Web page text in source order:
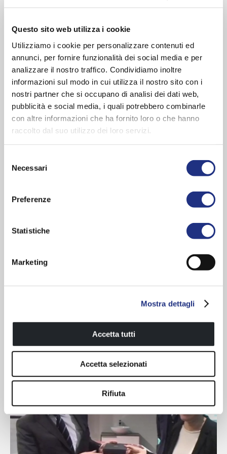
Questo sito web utilizza i cookie
Utilizziamo i cookie per personalizzare contenuti ed
annunci, per fornire funzionalità dei social media e per
analizzare il nostro traffico. Condividiamo inoltre
informazioni sul modo in cui utilizza il nostro sito con i
nostri partner che si occupano di analisi dei dati web,
pubblicità e social media, i quali potrebbero combinarle
con altre informazioni che ha fornito loro o che hanno
raccolto dal suo utilizzo dei loro servizi.
delNecessari
Preferenze
Statistiche
Marketing
Mostra dettagli
Accetta tutti
Accetta selezionati
Rifiuta
Cabina Doccia Eon
Benessere in famiglia
SCARICA
SCARICA